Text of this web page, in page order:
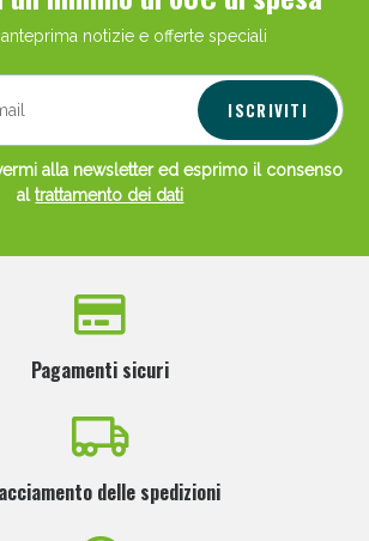
anteprima notizie e offerte speciali
ISCRIVITI
alla newsletter ed esprimo il consenso
altrattamento dei dati
Pagamenti sicuri
delle spedizioni